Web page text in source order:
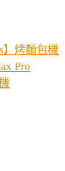
】烤麵包機
Pro